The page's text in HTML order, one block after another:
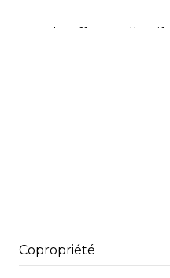
Chauffage collectif
Copropriété